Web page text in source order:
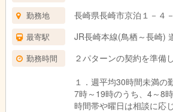
勤務地 長崎県長崎市京泊１－４
最寄駅 JR長崎本線(鳥栖～長崎)
勤務時間
２パターンの契約を準備
１．週平均30時間未満の
7時～19時のうち、4～8
時間帯や曜日は相談に応